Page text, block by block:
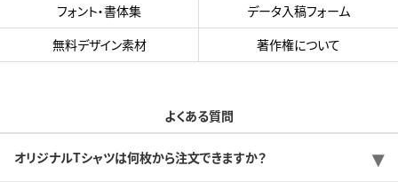
フォント・書体集
データ入稿フォーム
無料デザイン素材
著作権について
よくある質問
オリジナルTシャツは何枚から注文できますか？